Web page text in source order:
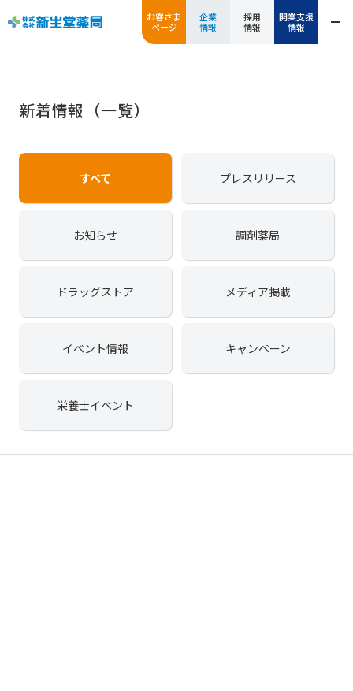
お客さま
ページ
企業
情報
採用
情報
開業支援
情報
新着情報（一覧）
すべて プレスリリース
お知らせ 調剤薬局
ドラッグストア メディア掲載
イベント情報 キャンペーン
栄養士イベント